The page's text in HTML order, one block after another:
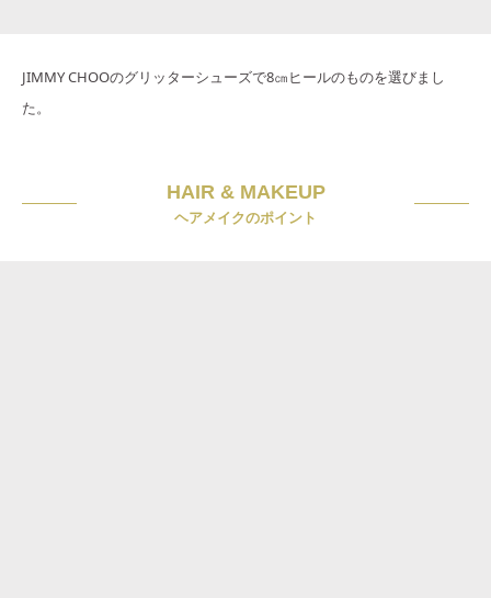
JIMMY CHOOのグリッターシューズで8㎝ヒールのものを選びまし
た。
HAIR & MAKEUP
ヘアメイクのポイント